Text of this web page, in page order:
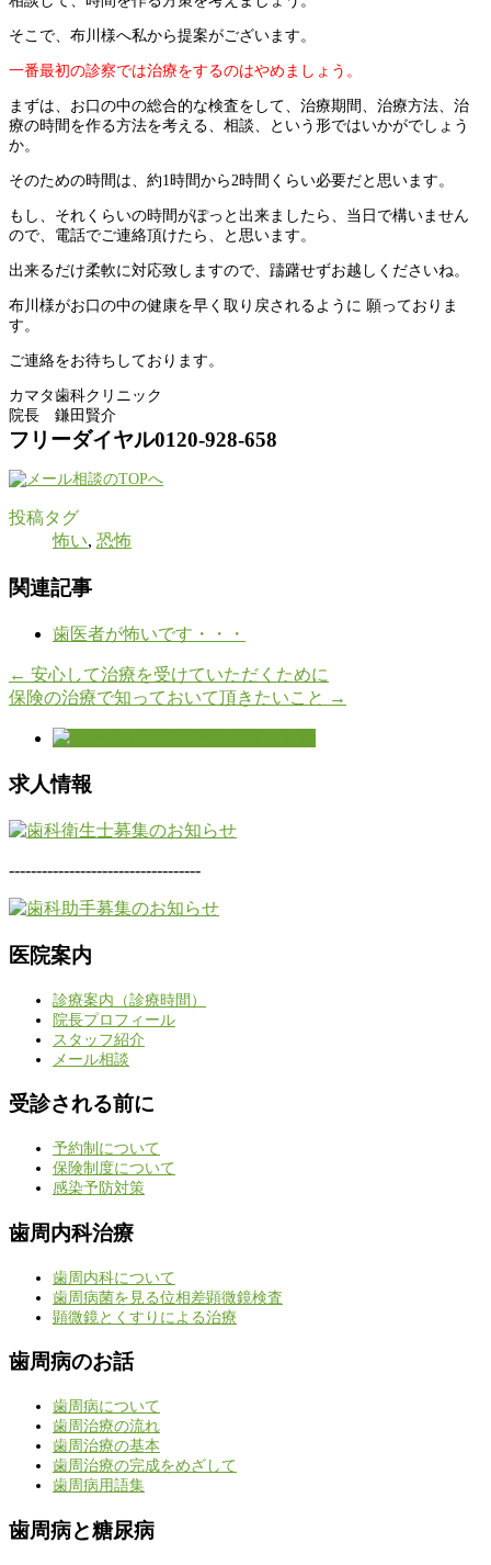
そこで、布川様へ私から提案がございます。
一番最初の診察では治療をするのはやめましょう。
まずは、お口の中の総合的な検査をして、治療期間、治療方法、治
療の時間を作る方法を考える、相談、という形ではいかがでしょう
か。
そのための時間は、約1時間から2時間くらい必要だと思います。
もし、それくらいの時間がぽっと出来ましたら、当日で構いません
ので、電話でご連絡頂けたら、と思います。
出来るだけ柔軟に対応致しますので、躊躇せずお越しくださいね。
布川様がお口の中の健康を早く取り戻されるように 願っておりま
す。
ご連絡をお待ちしております。
カマタ歯科クリニック
院長 鎌田賢介
フリーダイヤル0120-928-658
投稿タグ
怖い, 恐怖
関連記事
歯医者が怖いです・・・
← 安心して治療を受けていただくために
保険の治療で知っておいて頂きたいこと →
求人情報
-----------------------------------
医院案内
診療案内（診療時間）
院長プロフィール
スタッフ紹介
メール相談
受診される前に
予約制について
保険制度について
感染予防対策
歯周内科治療
歯周内科について
歯周病菌を見る位相差顕微鏡検査
顕微鏡とくすりによる治療
歯周病のお話
歯周病について
歯周治療の流れ
歯周治療の基本
歯周治療の完成をめざして
歯周病用語集
歯周病と糖尿病